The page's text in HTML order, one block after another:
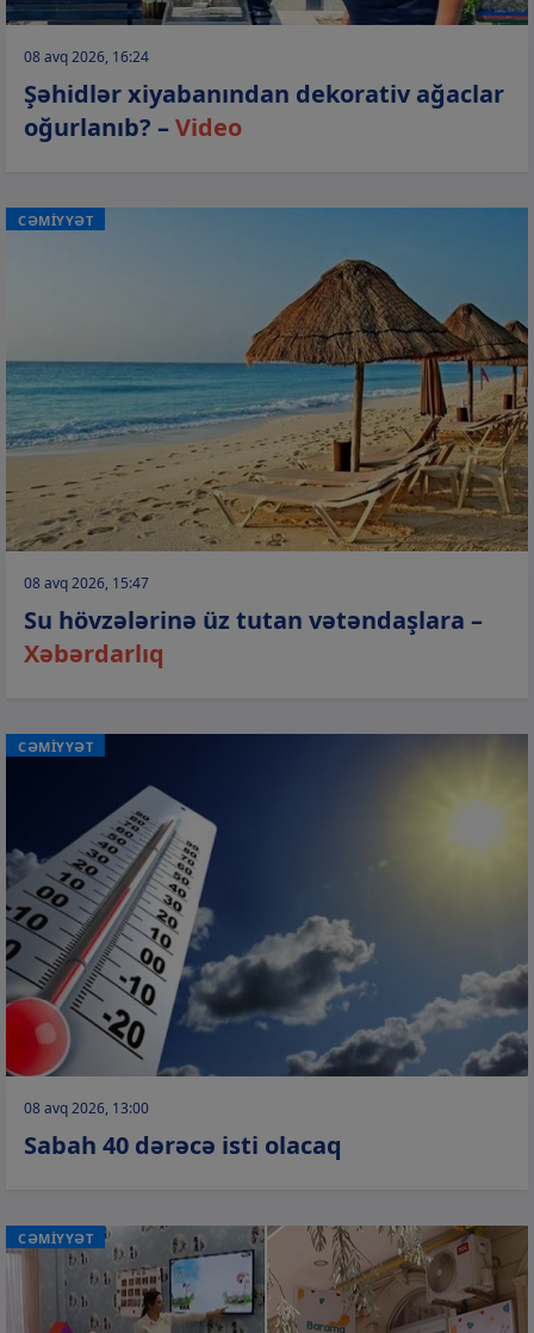
08 avq 2026, 16:24
Şəhidlər xiyabanından dekorativ ağaclar
oğurlanıb? –Video
CƏMİYYƏT
08 avq 2026, 15:47
Su hövzələrinə üz tutan vətəndaşlara –
Xəbərdarlıq
CƏMİYYƏT
08 avq 2026, 13:00
Sabah 40 dərəcə isti olacaq
CƏMİYYƏT